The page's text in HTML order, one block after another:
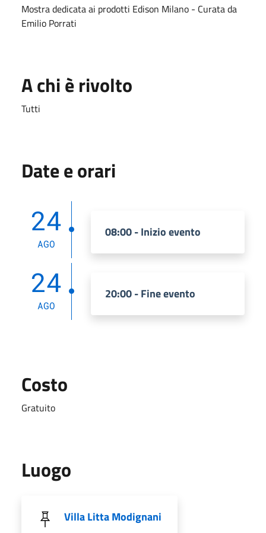
Mostra dedicata ai prodotti Edison Milano - Curata da
Emilio Porrati
A chi è rivolto
Tutti
Date e orari
24
AGO
08:00 - Inizio evento
24
AGO
20:00 - Fine evento
Costo
Gratuito
Luogo
Villa Litta Modignani